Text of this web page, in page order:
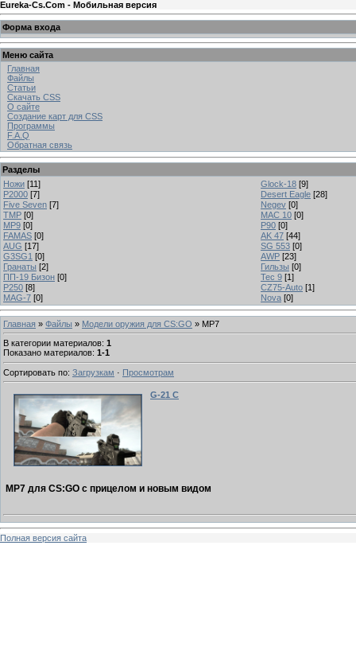
Eureka-Cs.Com - Мобильная версия
Форма входа
Меню сайта
Главная
Файлы
Статьи
Скачать CSS
О сайте
Создание карт для CSS
Программы
F.A.Q
Обратная связь
Разделы
Ножи [11] Glock-18 [9]
P2000 [7] Desert Eagle [28]
Five Seven [7] Negev [0]
TMP [0] MAC 10 [0]
MP9 [0] P90 [0]
FAMAS [0] AK 47 [44]
AUG [17] SG 553 [0]
G3SG1 [0] AWP [23]
Гранаты [2] Гильзы [0]
ПП-19 Бизон [0] Tec 9 [1]
P250 [8] CZ75-Auto [1]
MAG-7 [0] Nova [0]
Главная » Файлы » Модели оружия для CS:GO » MP7
В категории материалов: 1
Показано материалов: 1-1
Сортировать по: Загрузкам · Просмотрам
G-21 C
MP7 для CS:GO с прицелом и новым видом
Полная версия сайта